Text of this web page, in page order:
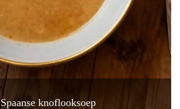
Spaanse knoflooksoep